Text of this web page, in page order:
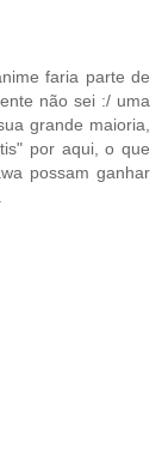
faria parte de
não sei :/ uma
grande maioria,
por aqui, o que
possam ganhar